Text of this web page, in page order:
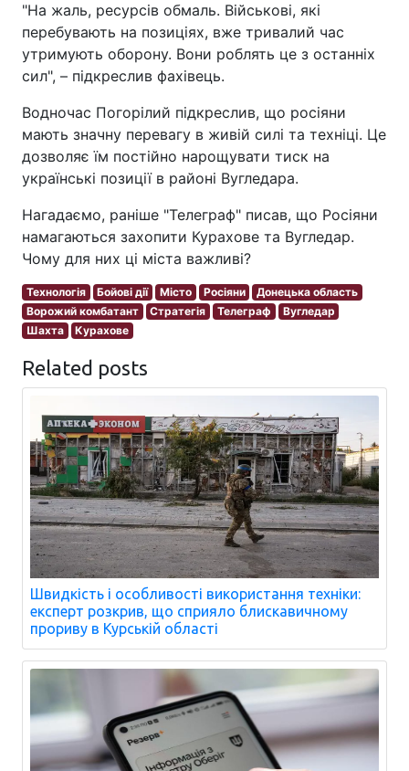
"На жаль, ресурсів обмаль. Військові, які
перебувають на позиціях, вже тривалий час
утримують оборону. Вони роблять це з останніх
сил", – підкреслив фахівець.
Водночас Погорілий підкреслив, що росіяни
мають значну перевагу в живій силі та техніці. Це
дозволяє їм постійно нарощувати тиск на
українські позиції в районі Вугледара.
Нагадаємо, раніше "Телеграф" писав, що Росіяни
намагаються захопити Курахове та Вугледар.
Чому для них ці міста важливі?
Технологія Бойові дії Місто Росіяни
Донецька область
Ворожий комбатант
Стратегія Телеграф
Вугледар
Шахта
Курахове
Related posts
Швидкість і особливості використання техніки:
експерт розкрив, що сприяло блискавичному
прориву в Курській області